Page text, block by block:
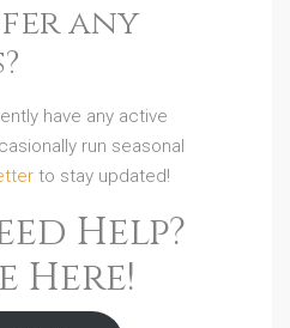
any
have any active
run seasonal
to stay updated!
Help?
Here!